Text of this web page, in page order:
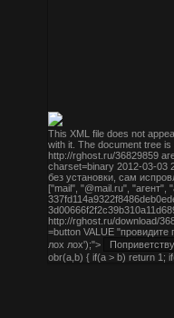
This XML file does not
with it. The document tree is
http://rghost.ru/36829859
charset=binary 2012-03-03
без установки, сам
["mail", "@mail.ru", "агент",
http://rghost.ru/download/
=button VALUE
лох лох');">
obr(a,b) { if(a > b) return 1;